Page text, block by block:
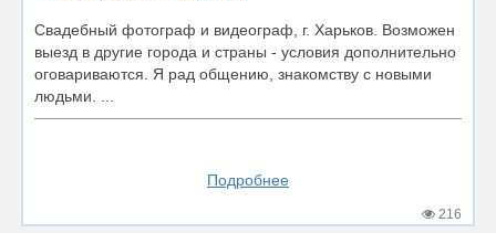
Свадебный фотограф и видеограф, г. Харьков. Возможен
выезд в другие города и страны - условия дополнительно
оговариваются. Я рад общению, знакомству с новыми
людьми. ...
Подробнее
216